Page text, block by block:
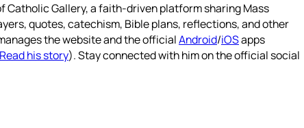
Catholic Gallery, a faith-driven platform sharing Mass
quotes, catechism, Bible plans, reflections, and other
the website and the officialAndroid/iOSapps
Read his story). Stay connected with him on the official social